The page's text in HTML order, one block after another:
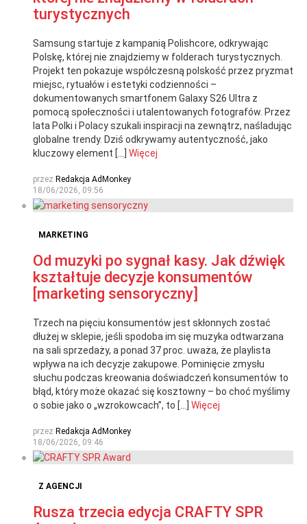
turystycznych
Samsung startuje z kampanią Polishcore, odkrywając
Polskę, której nie znajdziemy w folderach turystycznych.
Projekt ten pokazuje współczesną polskość przez pryzmat
miejsc, rytuałów i estetyki codzienności –
dokumentowanych smartfonem Galaxy S26 Ultra z
pomocą społeczności i utalentowanych fotografów. Przez
lata Polki i Polacy szukali inspiracji na zewnątrz, naśladując
globalne trendy. Dziś odkrywamy autentyczność, jako
kluczowy element […] Więcej
przez Redakcja AdMonkey
18/06/2026, 09:56
MARKETING
Od muzyki po sygnał kasy. Jak dźwięk
kształtuje decyzje konsumentów
[marketing sensoryczny]
Trzech na pięciu konsumentów jest skłonnych zostać
dłużej w sklepie, jeśli spodoba im się muzyka odtwarzana
na sali sprzedaży, a ponad 37 proc. uważa, że playlista
wpływa na ich decyzje zakupowe. Pominięcie zmysłu
słuchu podczas kreowania doświadczeń konsumentów to
błąd, który może okazać się kosztowny – bo choć myślimy
o sobie jako o „wzrokowcach”, to […] Więcej
przez Redakcja AdMonkey
18/06/2026, 09:46
Z AGENCJI
Rusza trzecia edycja CRAFTY SPR